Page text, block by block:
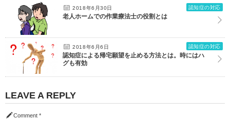
2018年6月30日 認知症の対応
老人ホームでの作業療法士の役割とは
2018年6月6日 認知症の対応
認知症による帰宅願望を止める方法とは。時にはハ
グも有効
LEAVE A REPLY
Comment *